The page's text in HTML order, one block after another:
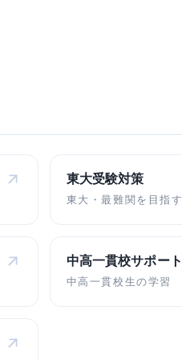
東大受験対策
東大・最難関を目指す
中高一貫校サポート
中高一貫校生の学習